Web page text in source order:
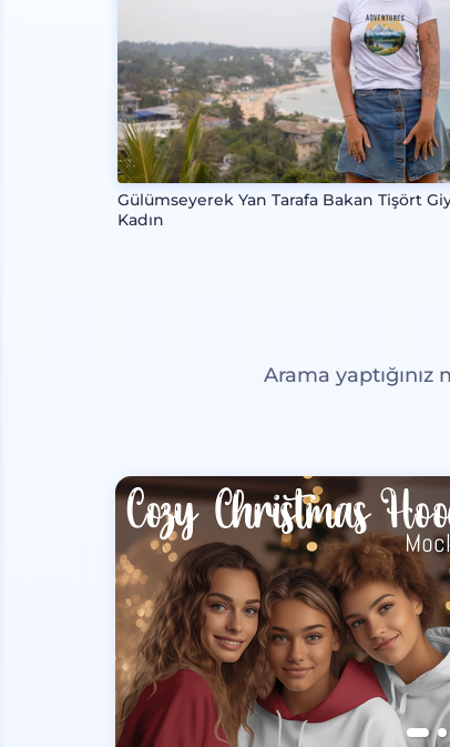
Gülümseyerek Yan Tarafa Bakan Tişört
Kadın
Arama